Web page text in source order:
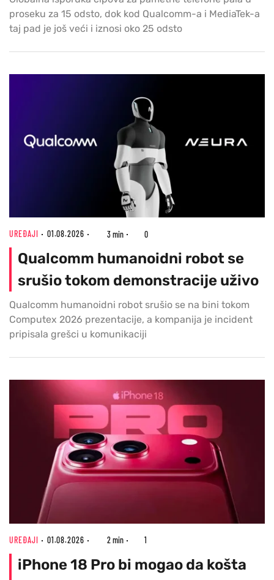
proseku za 15 odsto, dok kod Qualcomm-a i MediaTek-a
taj pad je još veći i iznosi oko 25 odsto
UREĐAJI 01.08.2026 3 min 0
Qualcomm humanoidni robot se
srušio tokom demonstracije uživo
Qualcomm humanoidni robot srušio se na bini tokom
Computex 2026 prezentacije, a kompanija je incident
pripisala grešci u komunikaciji
UREĐAJI 01.08.2026 2 min 1
iPhone 18 Pro bi mogao da košta